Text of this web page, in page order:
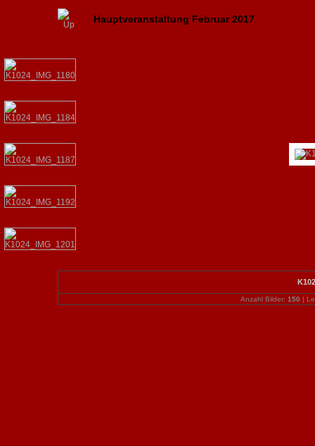
Hauptveranstaltung Februar 2017
Anzahl Bilder: 150 |